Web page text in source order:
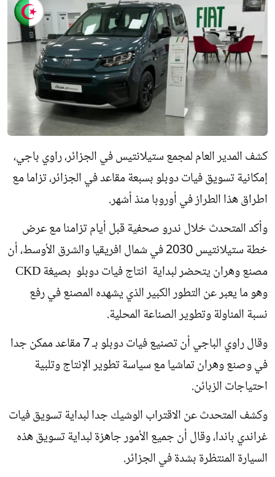
كشف المدير العام لمجمع ستيلانتيس في الجزائر، راوي باجي،
إمكانية تسويق فيات دوبلو بسبعة مقاعد في الجزائر، تزاما مع
اطراق هذا الطراز في أوروبا منذ أشهر.
وأكد المتحدث خلال ندرو صحفية قبل أيام تزامنا مع عرض
خطة ستيلانتيس 2030 في شمال افريقيا والشرق الأوسط، أن
مصنع وهران يتحضر لبداية انتاج فيات دوبلو بصيغة CKD
وهو ما يعبر عن التطور الكبير الذي يشهده المصنع في رفع
نسبة المناولة وتطوير الصناعة المحلية.
وقال راوي الباجي أن تصنيع فيات دوبلو بـ 7 مقاعد ممكن جدا
في وصنع وهران تماشيا مع سياسة تطوير الإنتاج وتلبية
احتياجات الزبائن.
وكشف المتحدث عن الاقتراب الوشيك جدا لبداية تسويق فيات
غراندي باندا، وقال أن جميع الأمور جاهزة لبداية تسويق هذه
السيارة المنتظرة بشدة في الجزائر.